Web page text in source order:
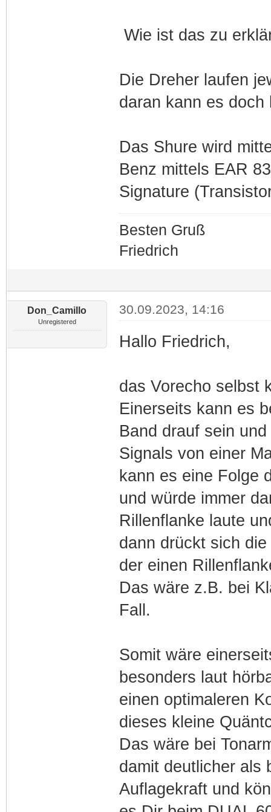
Wie ist das zu
Die Dreher laufen
daran kann es doch
Das Shure wird
Benz mittels EAR
Signature
Besten Gruß
Friedrich
Don_Camillo
Unregistered
30.09.2023, 14:16
Hallo Friedrich,
das Vorecho selbst
Einerseits kann es
Band drauf sein
Signals von einer
kann es eine Folge
und würde immer
Rillenflanke laute
dann drückt sich
der einen
Das wäre z.B. bei
Fall.
Somit wäre
besonders laut
einen optimaleren
dieses kleine
Das wäre bei
damit deutlicher als
Auflagekraft und